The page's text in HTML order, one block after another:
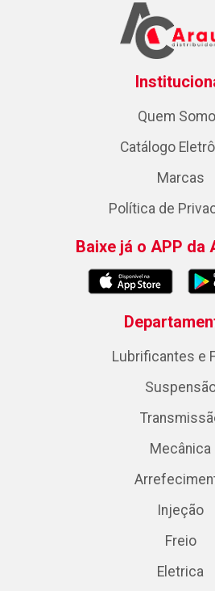
Quem
Catálogo
Marcas
Política de
Baixe já o APP da
Lubrificantes e
Mecânica
Injeção
Freio
Eletrica